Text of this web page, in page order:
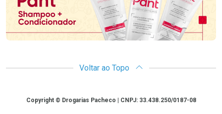
Voltar ao Topo
CopyrightCopyright © Drogarias Pacheco | CNPJ: 33.438.250/0187-08